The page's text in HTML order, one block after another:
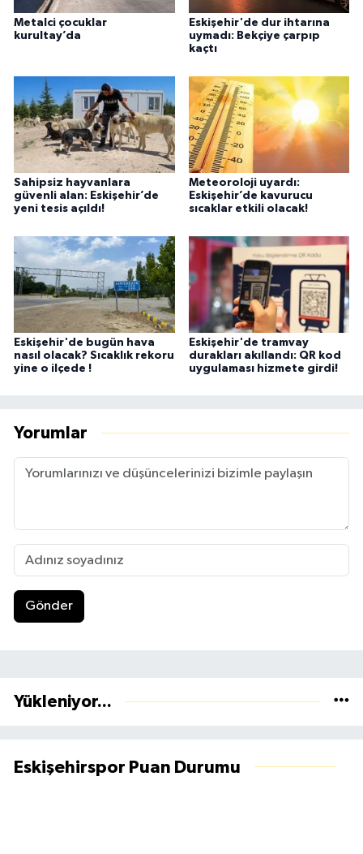
Metalci çocuklar
kurultay’da
Eskişehir'de dur ihtarına
uymadı: Bekçiye çarpıp
kaçtı
Sahipsiz hayvanlara
güvenli alan: Eskişehir’de
yeni tesis açıldı!
Meteoroloji uyardı:
Eskişehir’de kavurucu
sıcaklar etkili olacak!
Eskişehir'de bugün hava
nasıl olacak? Sıcaklık rekoru
yine o ilçede !
Eskişehir'de tramvay
durakları akıllandı: QR kod
uygulaması hizmete girdi!
Yorumlar
Gönder
Yükleniyor...
Eskişehirspor Puan Durumu